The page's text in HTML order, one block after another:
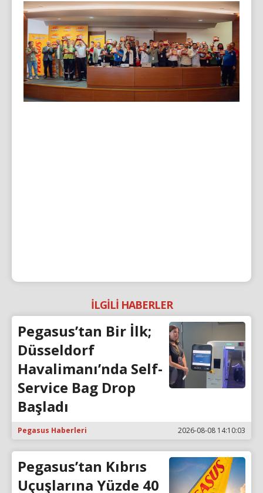
İLGİLİ HABERLER
Pegasus’tan Bir İlk;
Düsseldorf
Havalimanı’nda Self-
Service Bag Drop
Başladı
Pegasus Haberleri 2026-08-08 14:10:03
Pegasus’tan Kıbrıs
Uçuşlarına Yüzde 40